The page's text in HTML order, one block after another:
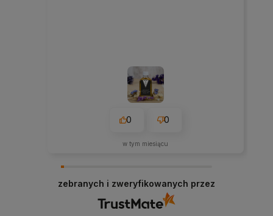
0 0
w tym miesiącu
zebranych i zweryfikowanych przez